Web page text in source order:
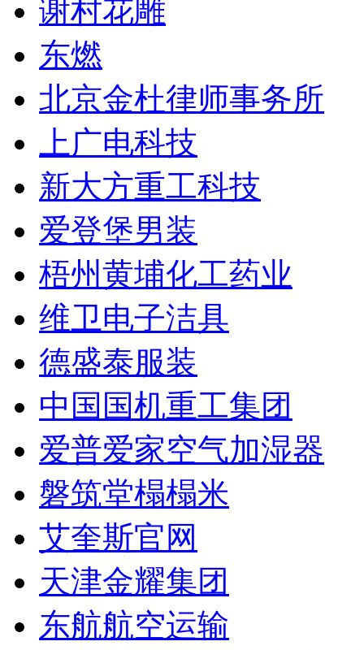
谢村花雕
东燃
北京金杜律师事务所
上广电科技
新大方重工科技
爱登堡男装
梧州黄埔化工药业
维卫电子洁具
德盛泰服装
中国国机重工集团
爱普爱家空气加湿器
磐筑堂榻榻米
艾奎斯官网
天津金耀集团
东航航空运输